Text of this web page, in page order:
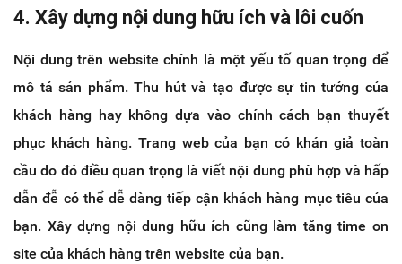
4. Xây dựng nội dung hữu ích và lôi cuốn
Nội dung trên website chính là một yếu tố quan trọng để
mô tả sản phẩm. Thu hút và tạo được sự tin tưởng của
khách hàng hay không dựa vào chính cách bạn thuyết
phục khách hàng. Trang web của bạn có khán giả toàn
cầu do đó điều quan trọng là viết nội dung phù hợp và hấp
dẫn đễ có thể dễ dàng tiếp cận khách hàng mục tiêu của
bạn. Xây dựng nội dung hữu ích cũng làm tăng time on
site của khách hàng trên website của bạn.